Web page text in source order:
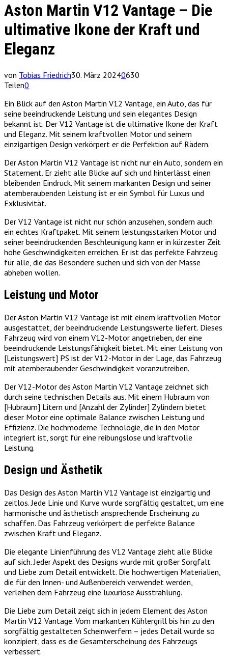
Aston Martin V12 Vantage – Die
ultimative Ikone der Kraft und
Eleganz
von Tobias Friedrich30. März 20240630
Teilen0
Ein Blick auf den Aston Martin V12 Vantage, ein Auto, das für
seine beeindruckende Leistung und sein elegantes Design
bekannt ist. Der V12 Vantage ist die ultimative Ikone der Kraft
und Eleganz. Mit seinem kraftvollen Motor und seinem
einzigartigen Design verkörpert er die Perfektion auf Rädern.
Der Aston Martin V12 Vantage ist nicht nur ein Auto, sondern ein
Statement. Er zieht alle Blicke auf sich und hinterlässt einen
bleibenden Eindruck. Mit seinem markanten Design und seiner
atemberaubenden Leistung ist er ein Symbol für Luxus und
Exklusivität.
Der V12 Vantage ist nicht nur schön anzusehen, sondern auch
ein echtes Kraftpaket. Mit seinem leistungsstarken Motor und
seiner beeindruckenden Beschleunigung kann er in kürzester Zeit
hohe Geschwindigkeiten erreichen. Er ist das perfekte Fahrzeug
für alle, die das Besondere suchen und sich von der Masse
abheben wollen.
Leistung und Motor
Der Aston Martin V12 Vantage ist mit einem kraftvollen Motor
ausgestattet, der beeindruckende Leistungswerte liefert. Dieses
Fahrzeug wird von einem V12-Motor angetrieben, der eine
beeindruckende Leistungsfähigkeit bietet. Mit einer Leistung von
[Leistungswert] PS ist der V12-Motor in der Lage, das Fahrzeug
mit atemberaubender Geschwindigkeit voranzutreiben.
Der V12-Motor des Aston Martin V12 Vantage zeichnet sich
durch seine technischen Details aus. Mit einem Hubraum von
[Hubraum] Litern und [Anzahl der Zylinder] Zylindern bietet
dieser Motor eine optimale Balance zwischen Leistung und
Effizienz. Die hochmoderne Technologie, die in den Motor
integriert ist, sorgt für eine reibungslose und kraftvolle
Leistung.
Design und Ästhetik
Das Design des Aston Martin V12 Vantage ist einzigartig und
zeitlos. Jede Linie und Kurve wurde sorgfältig gestaltet, um eine
harmonische und ästhetisch ansprechende Erscheinung zu
schaffen. Das Fahrzeug verkörpert die perfekte Balance
zwischen Kraft und Eleganz.
Die elegante Linienführung des V12 Vantage zieht alle Blicke
auf sich. Jeder Aspekt des Designs wurde mit großer Sorgfalt
und Liebe zum Detail entwickelt. Die hochwertigen Materialien,
die für den Innen- und Außenbereich verwendet werden,
verleihen dem Fahrzeug eine luxuriöse Ausstrahlung.
Die Liebe zum Detail zeigt sich in jedem Element des Aston
Martin V12 Vantage. Vom markanten Kühlergrill bis hin zu den
sorgfältig gestalteten Scheinwerfern – jedes Detail wurde so
konzipiert, dass es die Gesamterscheinung des Fahrzeugs
verbessert.